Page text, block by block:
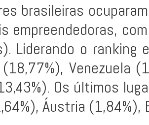
brasileiras
empreendedoras,
Liderando o ranking
(18,77%), Venezuela
Os últimos
Áustria (1,84%),